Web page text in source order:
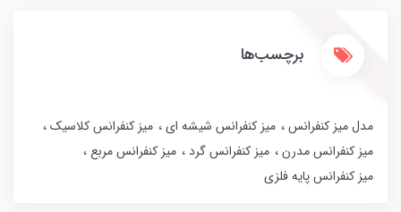
برچسب‌ها
مدل میز کنفرانس میز کنفرانس شیشه ای
میز کنفرانس کلاسیک
میز کنفرانس مدرن
میز کنفرانس گرد
میز کنفرانس مربع
میز کنفرانس پایه فلزی